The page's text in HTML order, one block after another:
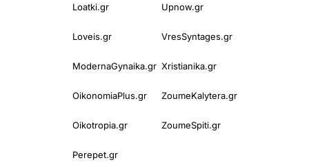
Loatki.gr Upnow.gr
Loveis.gr VresSyntages.gr
ModernaGynaika.gr Xristianika.gr
OikonomiaPlus.gr ZoumeKalytera.gr
Oikotropia.gr ZoumeSpiti.gr
Perepet.gr